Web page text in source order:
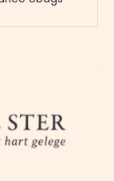
of het plan